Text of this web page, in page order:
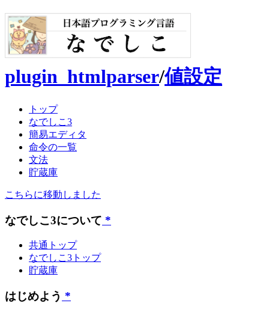
plugin_htmlparser/値設定
トップ
なでしこ3
簡易エディタ
命令の一覧
文法
貯蔵庫
こちらに移動しました
なでしこ3について *
共通トップ
なでしこ3トップ
貯蔵庫
はじめよう *